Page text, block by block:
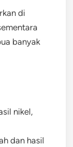
di
banyak
nikel,
dan hasil